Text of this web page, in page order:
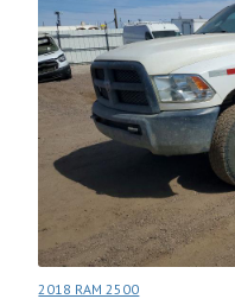
2018 RAM 2500